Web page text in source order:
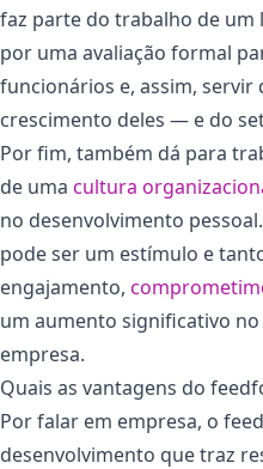
faz parte do trabalho de um
por uma avaliação formal
funcionários e, assim,
crescimento deles — e do
Por fim, também dá para
de uma cultura
no desenvolvimento
pode ser um estímulo e
engajamento,
um aumento significativo
empresa.
Quais as vantagens do
Por falar em empresa, o
desenvolvimento que traz